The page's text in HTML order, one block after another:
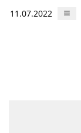
11.07.2022